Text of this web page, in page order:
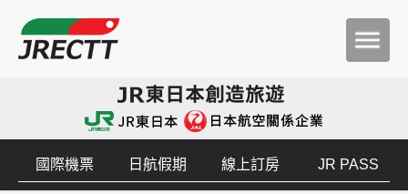
國際機票 日航假期 線上訂房 JR PASS